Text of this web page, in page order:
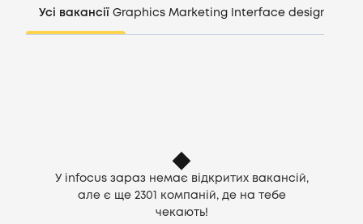
Усі вакансії Graphics Marketing Interface design
У infocus зараз немає відкритих вакансій,
але є ще 2301
компаній, де на тебе
чекають!